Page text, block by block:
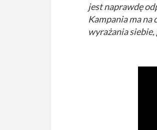
jest naprawdę
Kampania ma na
wyrażania